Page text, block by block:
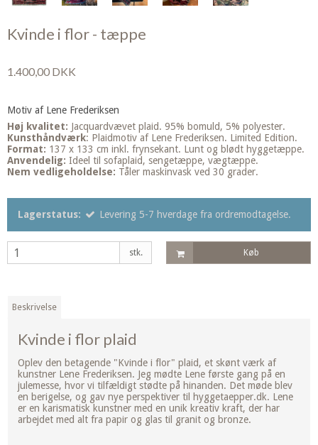
Kvinde i flor - tæppe
1.400,00 DKK
Motiv af Lene Frederiksen
Høj kvalitet: Jacquardvævet plaid. 95% bomuld, 5% polyester.
Kunsthåndværk: Plaidmotiv af Lene Frederiksen. Limited Edition.
Format: 137 x 133 cm inkl. frynsekant. Lunt og blødt hyggetæppe.
Anvendelig: Ideel til sofaplaid, sengetæppe, vægtæppe.
Nem vedligeholdelse: Tåler maskinvask ved 30 grader.
Lagerstatus: Levering 5-7 hverdage fra ordremodtagelse.
stk. Køb
Beskrivelse
Kvinde i flor plaid
Oplev den betagende "Kvinde i flor" plaid, et skønt værk af
kunstner Lene Frederiksen. Jeg mødte Lene første gang på en
julemesse, hvor vi tilfældigt stødte på hinanden. Det møde blev
en berigelse, og gav nye perspektiver til hyggetaepper.dk. Lene
er en karismatisk kunstner med en unik kreativ kraft, der har
arbejdet med alt fra papir og glas til granit og bronze.